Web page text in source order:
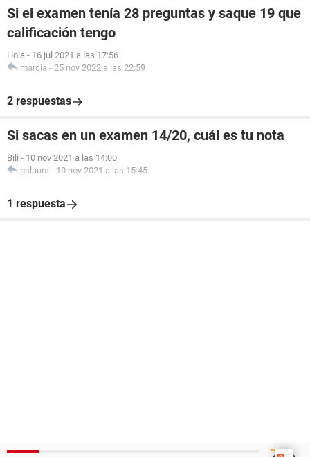
Si el examen tenía 28 preguntas y saque 19 que
calificación tengo
Hola - 16 jul 2021 a las 17:56
marcia - 25 nov 2022 a las 22:59
2 respuestas
Si sacas en un examen 14/20, cuál es tu nota
Bili - 10 nov 2021 a las 14:00
gslaura - 10 nov 2021 a las 15:45
1 respuesta